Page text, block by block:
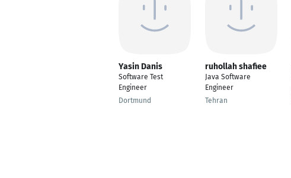
Yasin Danis
Software Test
Engineer
Dortmund
ruhollah shafiee
Java Software
Engineer
Tehran